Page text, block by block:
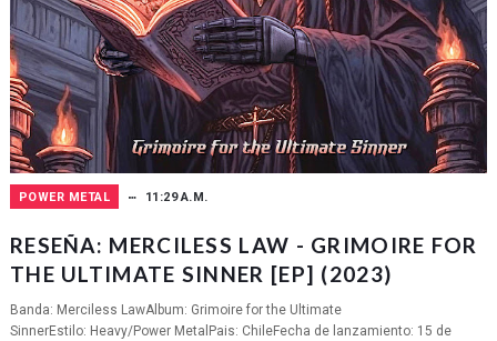
POWER METAL 11:29 A.M.
RESEÑA: MERCILESS LAW - GRIMOIRE FOR
THE ULTIMATE SINNER [EP] (2023)
Banda: Merciless LawAlbum: Grimoire for the Ultimate
SinnerEstilo: Heavy/Power MetalPais: ChileFecha de lanzamiento: 15 de